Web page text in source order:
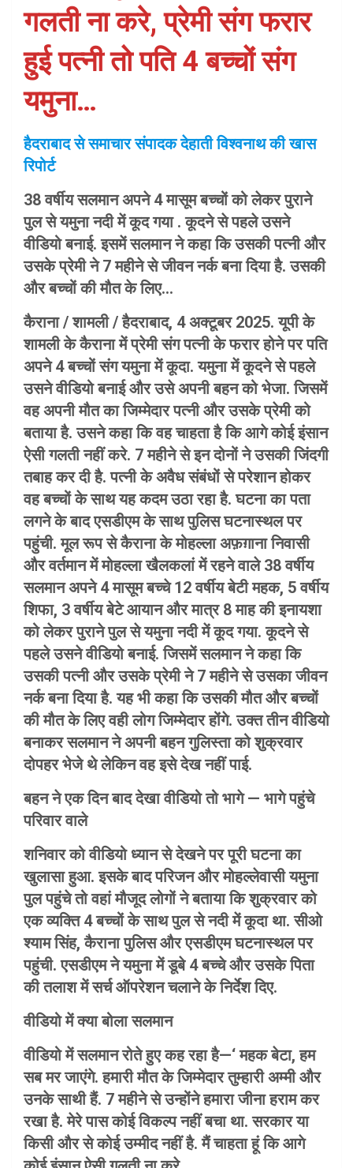
गलती ना करे, प्रेमी संग फरार
हुई पत्नी तो पति 4 बच्चों संग
यमुना…
हैदराबाद से समाचार संपादक देहाती विश्वनाथ की खास
रिपोर्ट
38 वर्षीय सलमान अपने 4 मासूम बच्चों को लेकर पुराने
पुल से यमुना नदी में कूद गया . कूदने से पहले उसने
वीडियो बनाई. इसमें सलमान ने कहा कि उसकी पत्नी और
उसके प्रेमी ने 7 महीने से जीवन नर्क बना दिया है. उसकी
और बच्चों की मौत के लिए…
कैराना / शामली / हैदराबाद, 4 अक्टूबर 2025. यूपी के
शामली के कैराना में प्रेमी संग पत्नी के फरार होने पर पति
अपने 4 बच्चों संग यमुना में कूदा. यमुना में कूदने से पहले
उसने वीडियो बनाई और उसे अपनी बहन को भेजा. जिसमें
वह अपनी मौत का जिम्मेदार पत्नी और उसके प्रेमी को
बताया है. उसने कहा कि वह चाहता है कि आगे कोई इंसान
ऐसी गलती नहीं करे. 7 महीने से इन दोनों ने उसकी जिंदगी
तबाह कर दी है. पत्नी के अवैध संबंधों से परेशान होकर
वह बच्चों के साथ यह कदम उठा रहा है. घटना का पता
लगने के बाद एसडीएम के साथ पुलिस घटनास्थल पर
पहुंची. मूल रूप से कैराना के मोहल्ला अफ़ग़ाना निवासी
और वर्तमान में मोहल्ला खैलकलां में रहने वाले 38 वर्षीय
सलमान अपने 4 मासूम बच्चे 12 वर्षीय बेटी महक, 5 वर्षीय
शिफा, 3 वर्षीय बेटे आयान और मात्र 8 माह की इनायशा
को लेकर पुराने पुल से यमुना नदी में कूद गया. कूदने से
पहले उसने वीडियो बनाई. जिसमें सलमान ने कहा कि
उसकी पत्नी और उसके प्रेमी ने 7 महीने से उसका जीवन
नर्क बना दिया है. यह भी कहा कि उसकी मौत और बच्चों
की मौत के लिए वही लोग जिम्मेदार होंगे. उक्त तीन वीडियो
बनाकर सलमान ने अपनी बहन गुलिस्ता को शुक्रवार
दोपहर भेजे थे लेकिन वह इसे देख नहीं पाई.
बहन ने एक दिन बाद देखा वीडियो तो भागे — भागे पहुंचे
परिवार वाले
शनिवार को वीडियो ध्यान से देखने पर पूरी घटना का
खुलासा हुआ. इसके बाद परिजन और मोहल्लेवासी यमुना
पुल पहुंचे तो वहां मौजूद लोगों ने बताया कि शुक्रवार को
एक व्यक्ति 4 बच्चों के साथ पुल से नदी में कूदा था. सीओ
श्याम सिंह, कैराना पुलिस और एसडीएम घटनास्थल पर
पहुंची. एसडीएम ने यमुना में डूबे 4 बच्चे और उसके पिता
की तलाश में सर्च ऑपरेशन चलाने के निर्देश दिए.
वीडियो में क्या बोला सलमान
वीडियो में सलमान रोते हुए कह रहा है—‘ महक बेटा, हम
सब मर जाएंगे. हमारी मौत के जिम्मेदार तुम्हारी अम्मी और
उनके साथी हैं. 7 महीने से उन्होंने हमारा जीना हराम कर
रखा है. मेरे पास कोई विकल्प नहीं बचा था. सरकार या
किसी और से कोई उम्मीद नहीं है. मैं चाहता हूं कि आगे